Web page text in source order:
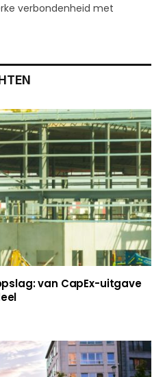
verbondenheid met
van CapEx-uitgave